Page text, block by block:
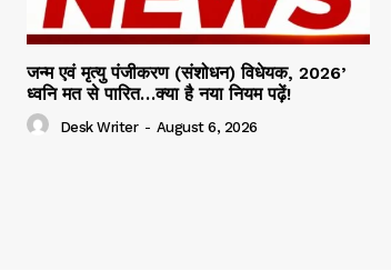
जन्म एवं मृत्यु पंजीकरण (संशोधन) विधेयक, 2026’
ध्वनि मत से पारित…क्या है नया नियम पढ़ें!
Desk Writer - August 6, 2026